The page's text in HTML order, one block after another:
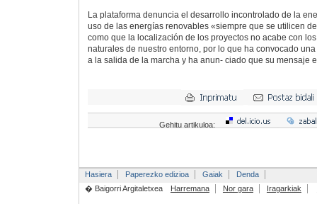
La plataforma denuncia el desarrollo incontrolado de la
uso de las energías renovables «siempre que se utilicen
como que la localización de los proyectos no acabe con
naturales de nuestro entorno, por lo que ha convocado
a la salida de la marcha y ha anun- ciado que su mensaje
Gehitu artikuloa:
Hasiera Paperezko edizioa Gaiak
Denda
� Baigorri Argitaletxea
Harremana Nor gara Iragarkiak